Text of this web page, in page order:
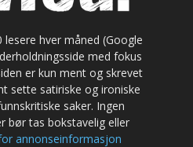
lesere hver måned (Google
med fokus
er kun ment og skrevet
sette satiriske og ironiske
saker. Ingen
bør tas bokstavelig eller
annonseinformasjon